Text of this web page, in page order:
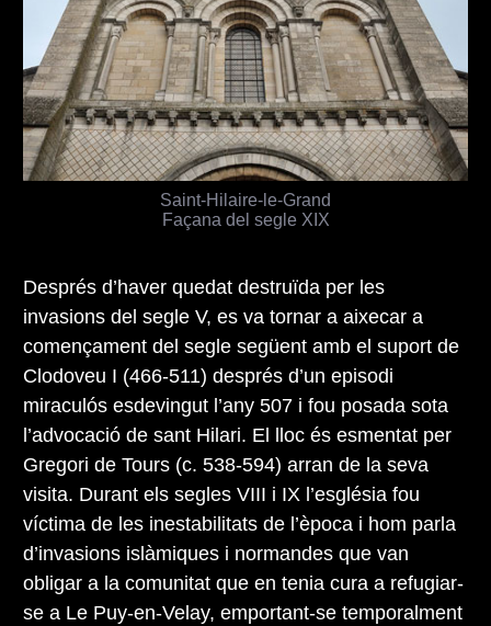
Saint-Hilaire-le-Grand
Façana del segle XIX
Després d’haver quedat destruïda per les
invasions del segle V, es va tornar a aixecar a
començament del segle següent amb el suport de
Clodoveu I (466-511) després d’un episodi
miraculós esdevingut l’any 507 i fou posada sota
l’advocació de sant Hilari. El lloc és esmentat per
Gregori de Tours (c. 538-594) arran de la seva
visita. Durant els segles VIII i IX l’església fou
víctima de les inestabilitats de l’època i hom parla
d’invasions islàmiques i normandes que van
obligar a la comunitat que en tenia cura a refugiar-
se a Le Puy-en-Velay, emportant-se temporalment